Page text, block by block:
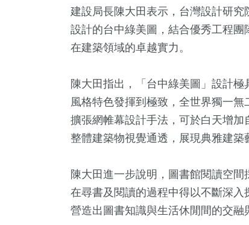
建設局長陳大田表示，台灣設計研
設計的台中綠美圖，結合優秀工程
在建築領域的卓越實力。
陳大田指出，「台中綠美圖」設計
風格特色發揮到極致，全世界獨一
擴張網帷幕設計手法，可於白天增
整體建築物視覺通透，展現典雅建築
陳大田進一步說明，圖書館閱讀空
在尋書及閱讀的過程中得以不斷深入
營造出圖書知識與生活休閒間的交融
+
兩岸
428+
旅遊
2024立委選戰 司